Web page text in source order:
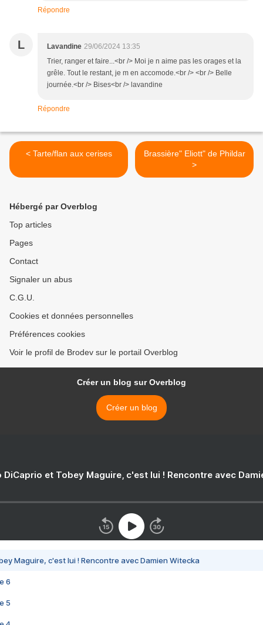
Répondre
L Lavandine 29/06/2024 13:35
Trier, ranger et faire...<br /> Moi je n aime pas les orages et la
grêle. Tout le restant, je m en accomode.<br /> <br /> Belle
journée.<br /> Bises<br /> lavandine
Répondre
< Tarte/flan aux cerises
Brassière" Eliott" de Phildar
>
Hébergé par Overblog
Top articles
Pages
Contact
Signaler un abus
C.G.U.
Cookies et données personnelles
Préférences cookies
Voir le profil de Brodev sur le portail Overblog
Créer un blog sur Overblog
Créer un blog
DiCaprio et Tobey Maguire, c'est lui ! Rencontre avec
Maguire, c'est lui ! Rencontre avec Damien Witecka
6
5